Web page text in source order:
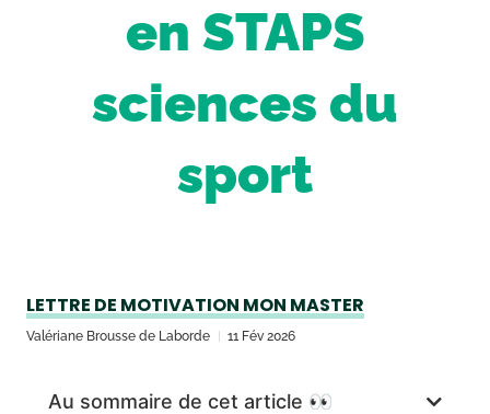
en STAPS
sciences du
sport
LETTRE DE MOTIVATION MON MASTER
Valériane Brousse de Laborde 11 Fév 2026
Au sommaire de cet article 👀